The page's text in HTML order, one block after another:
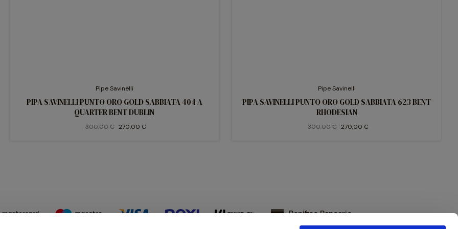
Pipe Savinelli
PIPA SAVINELLI PUNTO ORO GOLD SABBIATA 404 A
QUARTER BENT DUBLIN
300,00 € 270,00 €
Pipe Savinelli
PIPA SAVINELLI PUNTO ORO GOLD SABBIATA 623 BENT
RHODESIAN
300,00 € 270,00 €
Bonifico Bancario